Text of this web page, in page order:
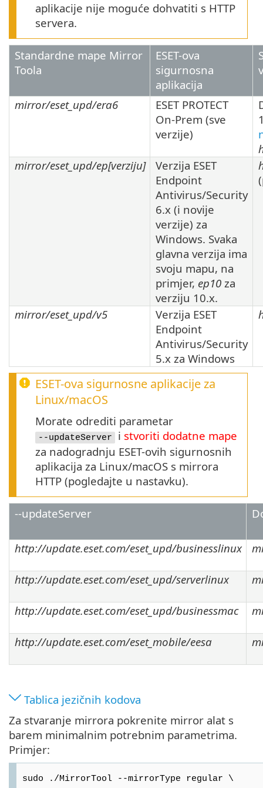
aplikacije nije moguće dohvatiti s HTTP
servera.
Standardne mape Mirror
Toola
ESET-ova
sigurnosna
aplikacija
mirror/eset_upd/era6
ESET PROTECT
On-Prem (sve
verzije)
mirror/eset_upd/ep[verziju] Verzija ESET
Endpoint
Antivirus/Security
6.x (i novije
verzije) za
Windows. Svaka
glavna verzija ima
svoju mapu, na
primjer, ep10 za
verziju 10.x.
mirror/eset_upd/v5 Verzija ESET
Endpoint
Antivirus/Security
5.x za Windows
ESET-ova sigurnosne aplikacije za
Linux/macOS
Morate odrediti parametar
--updateServer i stvoriti dodatne mape
za nadogradnju ESET-ovih sigurnosnih
aplikacija za Linux/macOS s mirrora
HTTP (pogledajte u nastavku).
--updateServer
http://update.eset.com/eset_upd/businesslinux
http://update.eset.com/eset_upd/serverlinux
http://update.eset.com/eset_upd/businessmac
http://update.eset.com/eset_mobile/eesa
Tablica jezičnih kodova
Za stvaranje mirrora pokrenite mirror alat s
barem minimalnim potrebnim parametrima.
Primjer:
sudo ./MirrorTool --mirrorType regular \